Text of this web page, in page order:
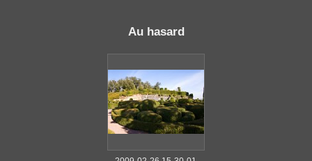
Au hasard